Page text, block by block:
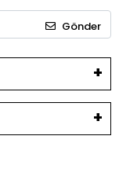
Gönder